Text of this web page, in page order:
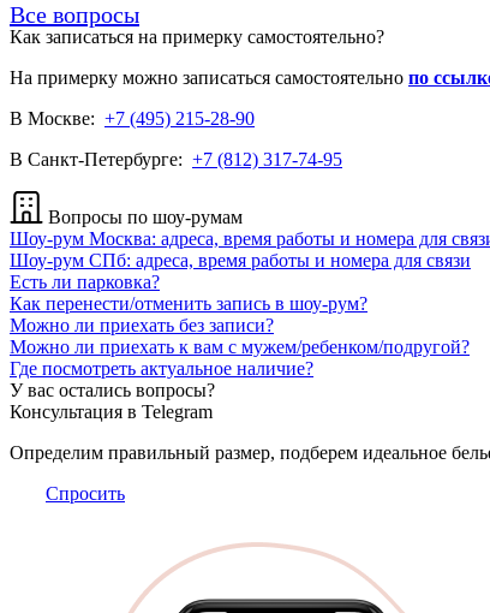
Все вопросы
Как записаться на примерку самостоятельно?
На примерку можно записаться самостоятельно по
В Москве: +7 (495) 215-28-90
В Санкт-Петербурге: +7 (812) 317-74-95
Вопросы по шоу-румам
Шоу-рум Москва: адреса, время работы и номера для
Шоу-рум СПб: адреса, время работы и номера для связи
Есть ли парковка?
Как перенести/отменить запись в шоу-рум?
Можно ли приехать без записи?
Можно ли приехать к вам с мужем/ребенком/подругой?
Где посмотреть актуальное наличие?
У вас остались вопросы?
Консультация в Telegram
Определим правильный размер, подберем идеальное
Спросить